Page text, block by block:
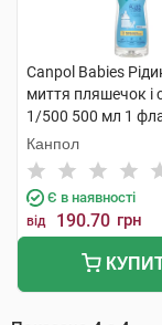
Canpol Babies
миття пляшечок і
1/500 500 мл 1
Канпол
Є в наявності
від 190.70 грн